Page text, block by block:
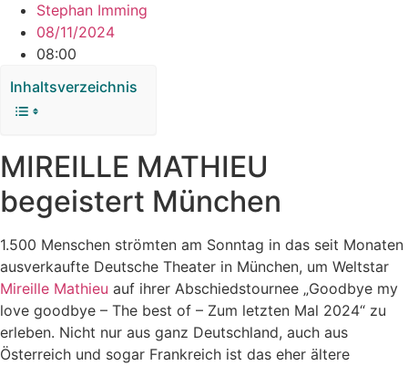
Stephan Imming
08/11/2024
08:00
Inhaltsverzeichnis
MIREILLE MATHIEU
begeistert München
1.500 Menschen strömten am Sonntag in das seit Monaten
ausverkaufte Deutsche Theater in München, um Weltstar
Mireille Mathieu auf ihrer Abschiedstournee „Goodbye my
love goodbye – The best of – Zum letzten Mal 2024“ zu
erleben. Nicht nur aus ganz Deutschland, auch aus
Österreich und sogar Frankreich ist das eher ältere